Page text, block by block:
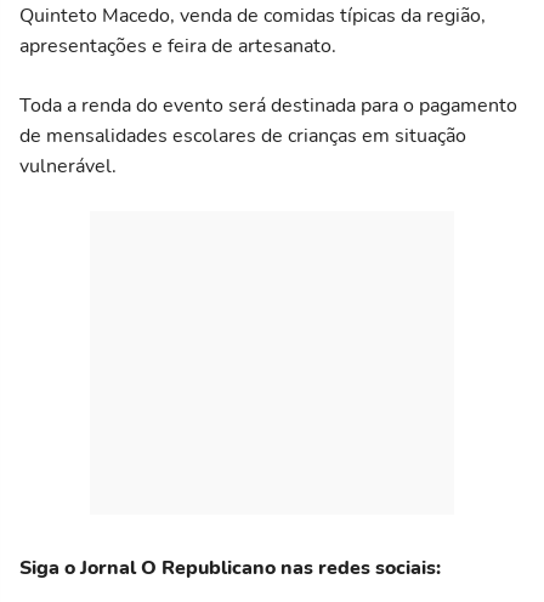
Quinteto Macedo, venda de comidas típicas da região,
apresentações e feira de artesanato.
Toda a renda do evento será destinada para o pagamento
de mensalidades escolares de crianças em situação
vulnerável.
Siga o Jornal O Republicano nas redes sociais: